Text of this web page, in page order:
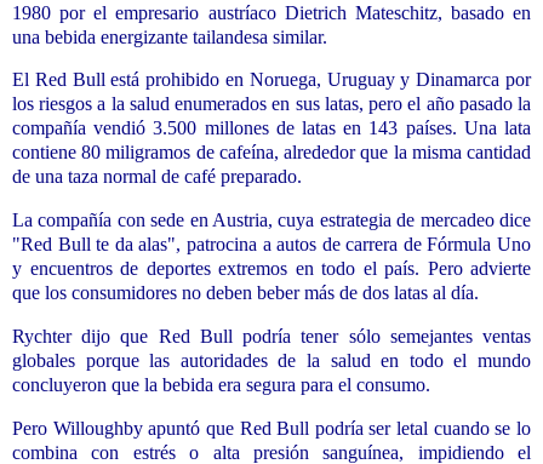
1980 por el empresario austríaco Dietrich Mateschitz, basado en
una bebida energizante tailandesa similar.
El Red Bull está prohibido en Noruega, Uruguay y Dinamarca por
los riesgos a la salud enumerados en sus latas, pero el año pasado la
compañía vendió 3.500 millones de latas en 143 países. Una lata
contiene 80 miligramos de cafeína, alrededor que la misma cantidad
de una taza normal de café preparado.
La compañía con sede en Austria, cuya estrategia de mercadeo dice
"Red Bull te da alas", patrocina a autos de carrera de Fórmula Uno
y encuentros de deportes extremos en todo el país. Pero advierte
que los consumidores no deben beber más de dos latas al día.
Rychter dijo que Red Bull podría tener sólo semejantes ventas
globales porque las autoridades de la salud en todo el mundo
concluyeron que la bebida era segura para el consumo.
Pero Willoughby apuntó que Red Bull podría ser letal cuando se lo
combina con estrés o alta presión sanguínea, impidiendo el